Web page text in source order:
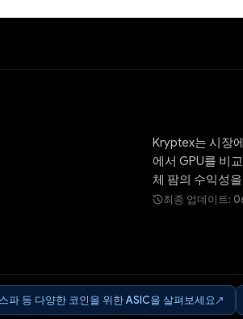
Kryptex는 시장
에서 GPU를 비
체 팜의 수익성을
최종 업데이트:
파 등 다양한 코인을 위한 ASIC을 살펴보세요